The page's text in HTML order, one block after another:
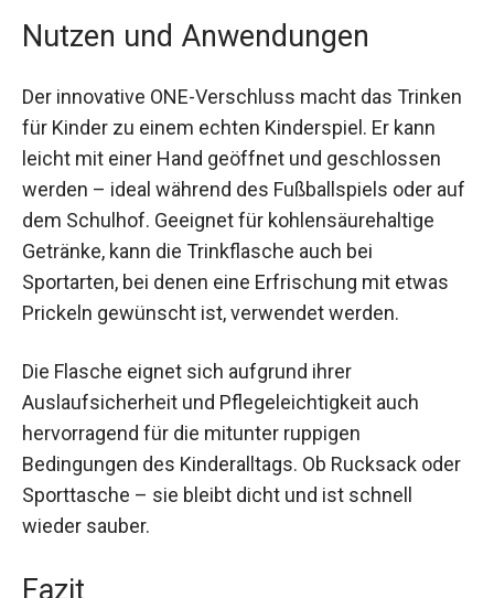
Nutzen und Anwendungen
Der innovative ONE-Verschluss macht das
Trinken für Kinder zu einem echten Kinderspiel.
Er kann leicht mit einer Hand geöffnet und
geschlossen werden – ideal während des
Fußballspiels oder auf dem Schulhof. Geeignet
für kohlensäurehaltige Getränke, kann die
Trinkflasche auch bei Sportarten, bei denen eine
Erfrischung mit etwas Prickeln gewünscht ist,
verwendet werden.
Die Flasche eignet sich aufgrund ihrer
Auslaufsicherheit und Pflegeleichtigkeit auch
hervorragend für die mitunter ruppigen
Bedingungen des Kinderalltags. Ob Rucksack
oder Sporttasche – sie bleibt dicht und ist